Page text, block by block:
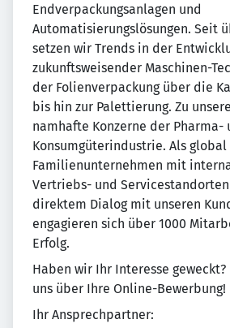
Endverpackungsanlagen und
Automatisierungslösungen. Seit
setzen wir Trends in der
zukunftsweisender Maschinen-
der Folienverpackung über die
bis hin zur Palettierung. Zu
namhafte Konzerne der Pharma-
Konsumgüterindustrie. Als
Familienunternehmen mit
Vertriebs- und
direktem Dialog mit unseren
engagieren sich über 1000
Erfolg.
Haben wir Ihr Interesse
uns über Ihre Online-Bewerbung!
Ihr Ansprechpartner: